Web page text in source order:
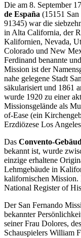
Die am 8. September
de España (15151
91345) war die
in Alta California, der
Kalifornien, Nevada,
Colorado und New
Ferdinand benannte
Mission ist der
nahe gelegene Stadt
säkularisiert und 1861
wurde 1920 zu einer
Missionsgelände als
of-Ease (ein
Erzdiözese Los
Das Convento-
bekannt ist, wurde
einzige erhaltene
Lehmgebäude in
kalifornischen Mission.
National Register of
Der San Fernando
bekannter
seiner Frau Dolores,
Schauspielers William